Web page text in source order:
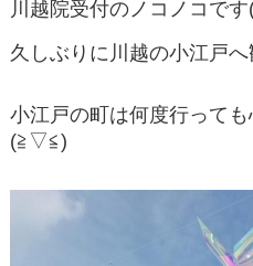
川越院受付のノコノコです
久しぶりに川越の小江戸へ
小江戸の町は何度行って
(≧▽≦)